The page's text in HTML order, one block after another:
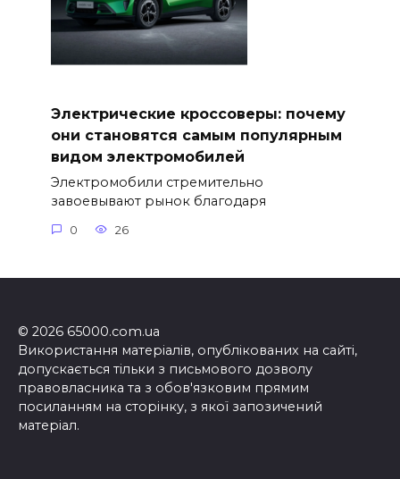
Электрические кроссоверы: почему
они становятся самым популярным
видом электромобилей
Электромобили стремительно
завоевывают рынок благодаря
0 26
© 2026 65000.com.ua
Використання матеріалів, опублікованих на сайті,
допускається тільки з письмового дозволу
правовласника та з обов'язковим прямим
посиланням на сторінку, з якої запозичений
матеріал.